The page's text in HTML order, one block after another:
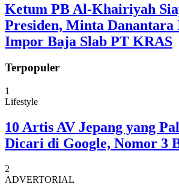
Ketum PB Al-Khairiyah
Presiden, Minta Danantara
Impor Baja Slab PT KRAS
Terpopuler
1
Lifestyle
10 Artis AV Jepang yang
Dicari di Google, Nomor 3
2
ADVERTORIAL